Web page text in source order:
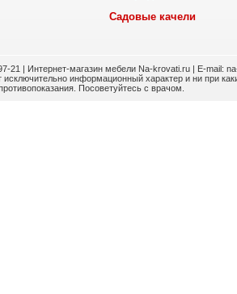
Садовые качели
21 | Интернет-магазин мебели Na-krovati.ru | E-mail:
информационный характер и ни при
Посоветуйтесь с врачом.